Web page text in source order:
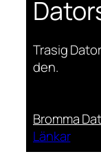
Trasig
den.
Bromma
Länkar